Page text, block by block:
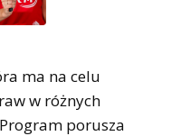
ma na celu
w różnych
porusza